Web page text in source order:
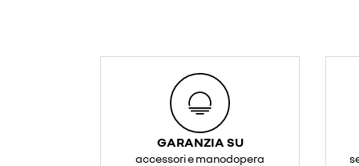
GARANZIA SU
accessori e manodopera